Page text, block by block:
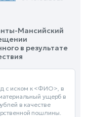
Мансийский
в результате
с иском к <ФИО>, в
ущерб в
в качестве
пошлины.